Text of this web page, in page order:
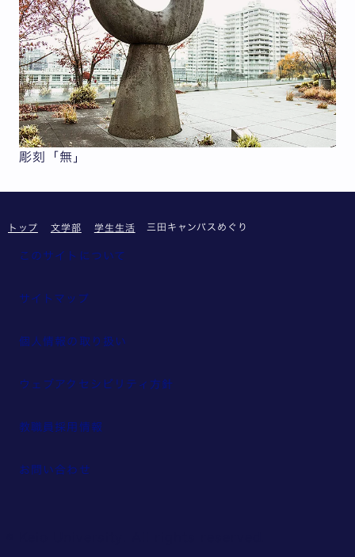
彫刻「無」
トップ 文学部 学生生活 三田キャンパスめぐり
このサイトについて
サイトマップ
個人情報の取り扱い
ウェブアクセシビリティ方針
教職員採用情報
お問い合わせ